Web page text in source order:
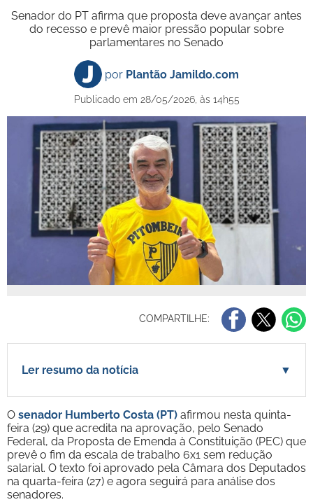
Senador do PT afirma que proposta deve avançar antes
do recesso e prevê maior pressão popular sobre
parlamentares no Senado
por Plantão Jamildo.com
Publicado em 28/05/2026, às 14h55
COMPARTILHE:
Ler resumo da notícia ▼
O senador Humberto Costa (PT) afirmou nesta quinta-
feira (29) que acredita na aprovação, pelo Senado
Federal, da Proposta de Emenda à Constituição (PEC) que
prevê o fim da escala de trabalho 6x1 sem redução
salarial. O texto foi aprovado pela Câmara dos Deputados
na quarta-feira (27) e agora seguirá para análise dos
senadores.